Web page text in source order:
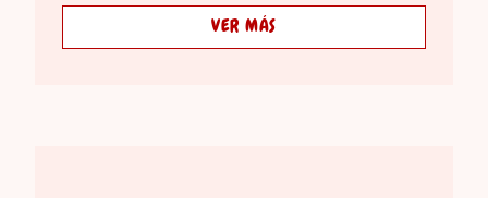
VER MÁS